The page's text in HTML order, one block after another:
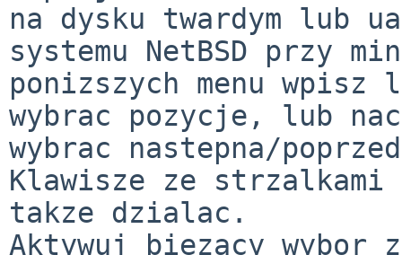
na dysku twardym lub
systemu NetBSD przy
ponizszych menu
wybrac pozycje, lub
wybrac nastepna/
Klawisze ze strzalkami i
takze dzialac.
Aktywuj biezacy wybor